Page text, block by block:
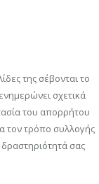
της σέβονται το
σχετικά
του απορρήτου
τον τρόπο συλλογής
σας